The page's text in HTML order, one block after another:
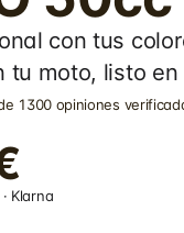
con tus
tu moto, listo
1300 opiniones
Klarna